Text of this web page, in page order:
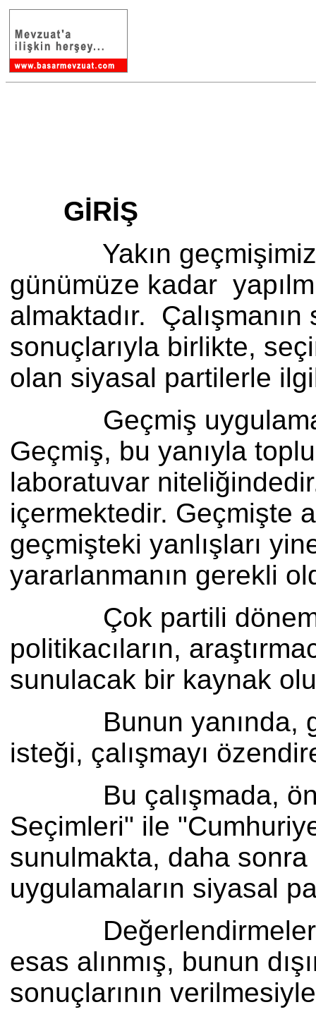
GİRİŞ
Yakın geçmişimize
günümüze kadar
almaktadır.
sonuçlarıyla birlikte,
olan siyasal partilerle
Geçmiş uygulamalar,
Geçmiş, bu yanıyla
laboratuvar
içermektedir. Geçmişte
geçmişteki yanlışları
yararlanmanın gerekli
Çok partili
politikacıların,
sunulacak bir kaynak
Bunun yanında,
isteği, çalışmayı
Bu çalışmada,
Seçimleri" ile
sunulmakta, daha
uygulamaların siyasal
Değerlendirmelerde -
esas alınmış, bunun
sonuçlarının